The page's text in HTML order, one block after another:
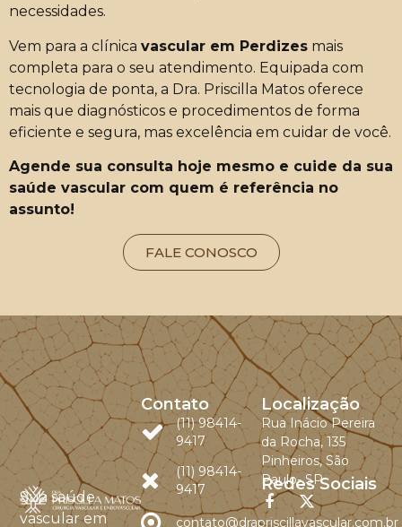
necessidades.
Vem para a clínica vascular em Perdizes mais
completa para o seu atendimento. Equipada com
tecnologia de ponta, a Dra. Priscilla Matos oferece
mais que diagnósticos e procedimentos de forma
eficiente e segura, mas excelência em cuidar de você.
Agende sua consulta hoje mesmo e cuide da sua
saúde vascular com quem é referência no
assunto!
FALE CONOSCO
Sua saúde
vascular em
Contato
(11) 98414-
9417
(11) 98414-
9417
contato@drapriscillavascular.com.br
Localização
Rua Inácio Pereira
da Rocha, 135
Pinheiros, São
Paulo- SP
Redes Sociais